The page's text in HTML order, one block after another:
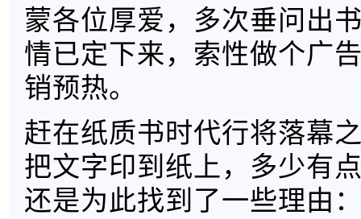
蒙各位厚爱，多次垂问出
情已定下来，索性做个广
销预热。
赶在纸质书时代行将落幕
把文字印到纸上，多少有
还是为此找到了一些理由